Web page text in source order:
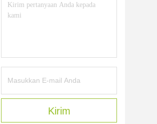
Kirim